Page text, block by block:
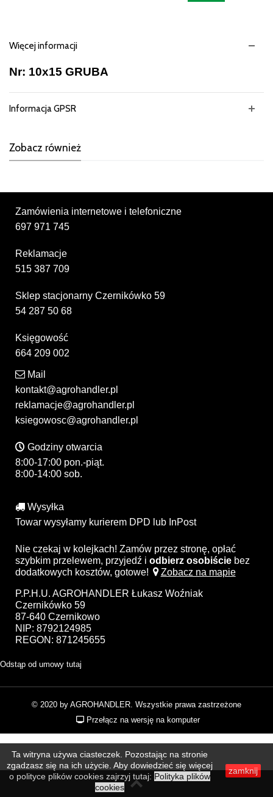
Ta witryna używa ciasteczek. Pozostając na stronie
zgadzasz się na ich użycie. Aby dowiedzieć się więcej
o polityce plików cookies zajrzyj tutaj: Polityka plików
cookies
zamknij
Więcej informacji
Nr: 10x15 GRUBA
Informacja GPSR
Zobacz również
Zamówienia internetowe i telefoniczne
697 971 745
Reklamacje
515 387 709
Sklep stacjonarny Czernikówko 59
54 287 50 68
Księgowość
664 209 002
Mail
kontakt@agrohandler.pl
reklamacje@agrohandler.pl
ksiegowosc@agrohandler.pl
Godziny otwarcia
8:00-17:00 pon.-piąt.
8:00-14:00 sob.
Wysyłka
Towar wysyłamy kurierem DPD lub InPost
Nie czekaj w kolejkach! Zamów przez stronę, opłać
szybkim przelewem, przyjedź i odbierz osobiście bez
dodatkowych kosztów, gotowe!
Zobacz na mapie
P.P.H.U. AGROHANDLER Łukasz Woźniak
Czernikówko 59
87-640 Czernikowo
NIP: 8792124985
REGON: 871245655
Odstąp od umowy tutaj
© 2020 by AGROHANDLER. Wszystkie prawa zastrzeżone
Przełącz na wersję na komputer